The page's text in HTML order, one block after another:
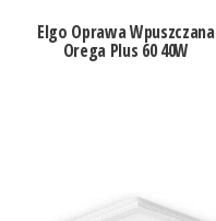
Elgo Oprawa Wpuszczana
Orega Plus 60 40W